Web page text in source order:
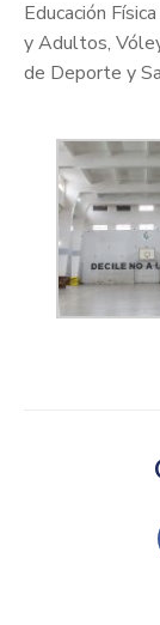
Educación
y Adultos,
de Deporte y